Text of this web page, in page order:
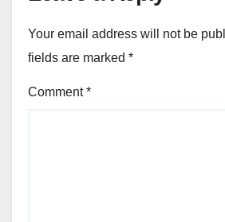
Your email address will not be
fields are marked *
Comment*